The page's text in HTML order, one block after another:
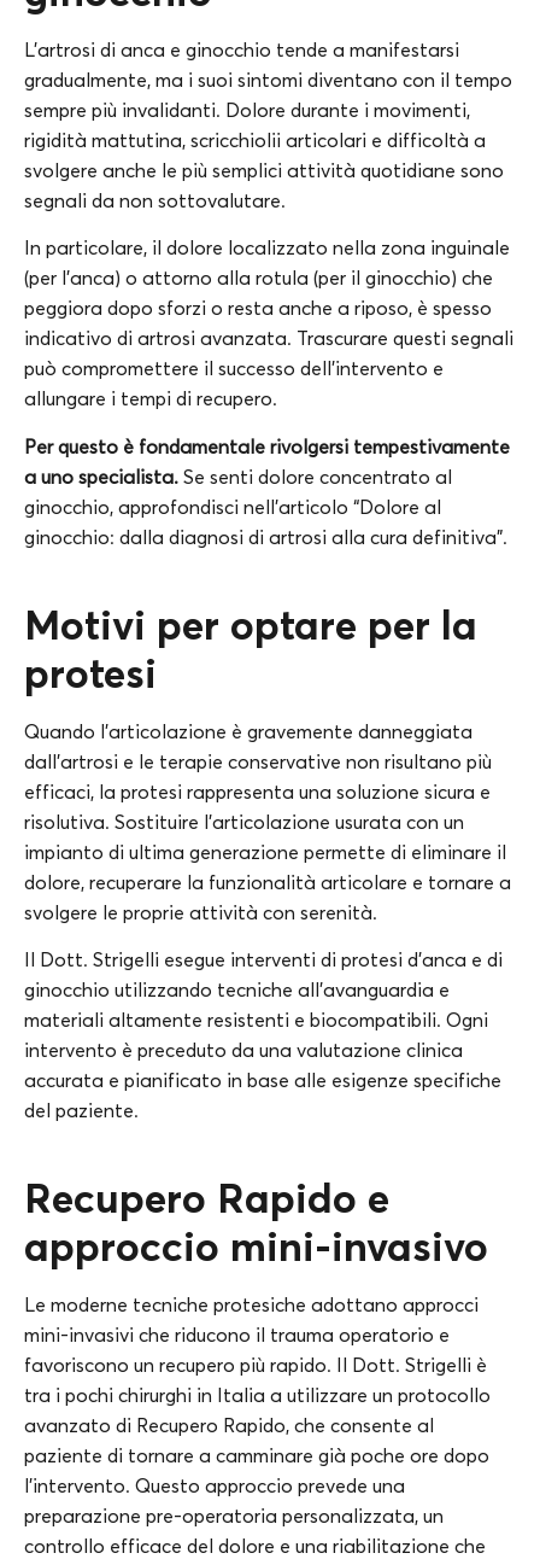
L’artrosi di anca e ginocchio tende a manifestarsi
gradualmente, ma i suoi sintomi diventano con il tempo
sempre più invalidanti. Dolore durante i movimenti,
rigidità mattutina, scricchiolii articolari e difficoltà a
svolgere anche le più semplici attività quotidiane sono
segnali da non sottovalutare.
In particolare, il dolore localizzato nella zona inguinale
(per l’anca) o attorno alla rotula (per il ginocchio) che
peggiora dopo sforzi o resta anche a riposo, è spesso
indicativo di artrosi avanzata. Trascurare questi segnali
può compromettere il successo dell’intervento e
allungare i tempi di recupero.
Per questo è fondamentale rivolgersi tempestivamente
a uno specialista. Se senti dolore concentrato al
ginocchio, approfondisci nell’articolo “Dolore al
ginocchio: dalla diagnosi di artrosi alla cura definitiva”.
Motivi per optare per la
protesi
Quando l’articolazione è gravemente danneggiata
dall’artrosi e le terapie conservative non risultano più
efficaci, la protesi rappresenta una soluzione sicura e
risolutiva. Sostituire l’articolazione usurata con un
impianto di ultima generazione permette di eliminare il
dolore, recuperare la funzionalità articolare e tornare a
svolgere le proprie attività con serenità.
Il Dott. Strigelli esegue interventi di protesi d’anca e di
ginocchio utilizzando tecniche all’avanguardia e
materiali altamente resistenti e biocompatibili. Ogni
intervento è preceduto da una valutazione clinica
accurata e pianificato in base alle esigenze specifiche
del paziente.
Recupero Rapido e
approccio mini-invasivo
Le moderne tecniche protesiche adottano approcci
mini-invasivi che riducono il trauma operatorio e
favoriscono un recupero più rapido. Il Dott. Strigelli è
tra i pochi chirurghi in Italia a utilizzare un protocollo
avanzato di Recupero Rapido, che consente al
paziente di tornare a camminare già poche ore dopo
l’intervento. Questo approccio prevede una
preparazione pre-operatoria personalizzata, un
controllo efficace del dolore e una riabilitazione che